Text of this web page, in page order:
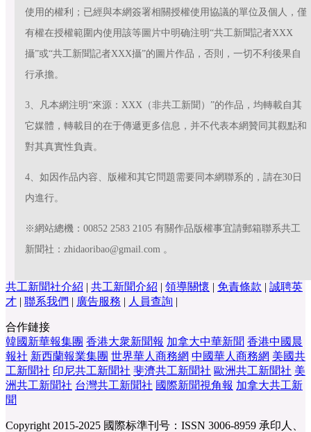
使用的權利；已經與本網簽署相關授權使用協議的單位及個人，僅
有權在授權範圍内使用該等圖片中明确注明“共工新聞記者XXX
攝”或“共工新聞記者XXX攝”的圖片作品，否則，一切不利後果自
行承擔。
3、凡本網注明“來源：XXX（非共工新聞）”的作品，均轉載自其
它媒體，轉載目的在于傳遞更多信息，并不代表本網贊同其觀點和
對其真實性負責。
4、如因作品内容、版權和其它問題需要同本網聯系的，請在30日
内進行。
※網站總機：00852 2583 2105 有關作品版權事宜請郵箱聯系共工
新聞社：zhidaoribao@gmail.com 。
共工新聞社介紹 共工新聞介紹 領導關懷 免責條款
誠聘英
才
聯系我們 廣告服務 人員查詢
合作鏈接
韓國新華報集團 香港大衆新聞報 加拿大中華新聞 香港中國晨
報社 新西蘭報業集團 世界華人商務網 中國華人商務網 美國共
工新聞社 印尼共工新聞社 斐濟共工新聞社 歐洲共工新聞社 美
洲共工新聞社 台灣共工新聞社 國際新聞視角報 加拿大共工新
聞
Copyright 2015-2025 國際标準刊号：ISSN 3006-8959 承印人、